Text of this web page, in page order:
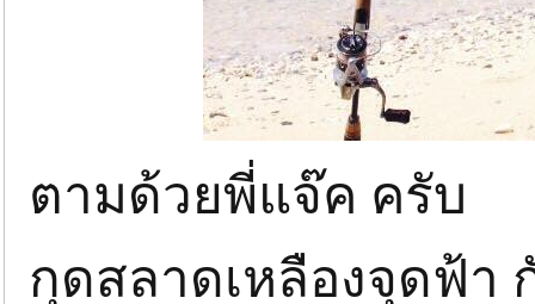
ตามด้วยพี่แจ๊ค ครับ
กุดสลาดเหลืองจุดฟ้